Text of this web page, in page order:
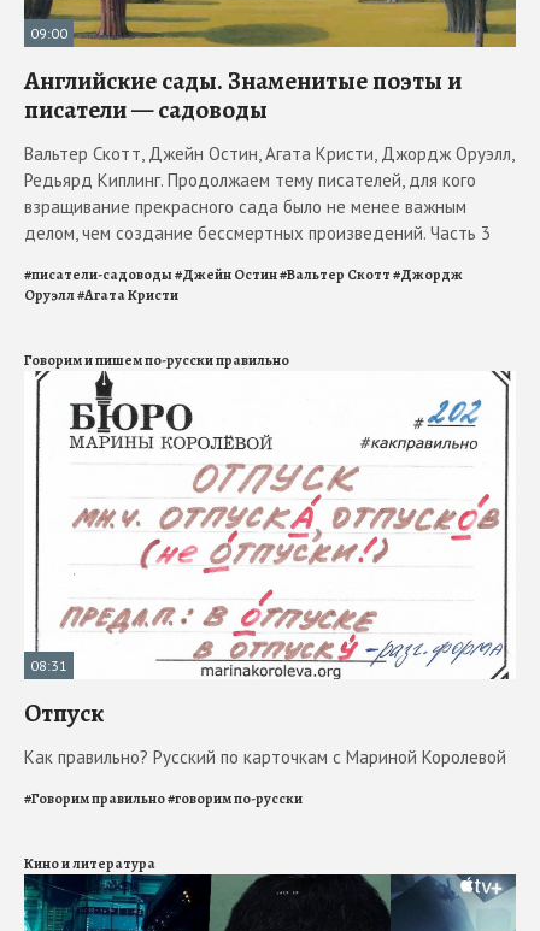
09:00
Английские сады. Знаменитые поэты и
писатели — садоводы
Вальтер Скотт, Джейн Остин, Агата Кристи, Джордж Оруэлл,
Редьярд Киплинг. Продолжаем тему писателей, для кого
взращивание прекрасного сада было не менее важным
делом, чем создание бессмертных произведений. Часть 3
#писатели-садоводы#Джейн Остин#Вальтер Скотт#Джордж
Оруэлл#Агата Кристи
Говорим и пишем по-русски правильно
08:31
Отпуск
Как правильно? Русский по карточкам с Мариной Королевой
#Говорим правильно#говорим по-русски
Кино и литература